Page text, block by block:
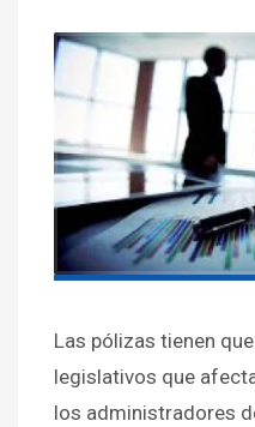
Las pólizas tienen
legislativos que
los administradores